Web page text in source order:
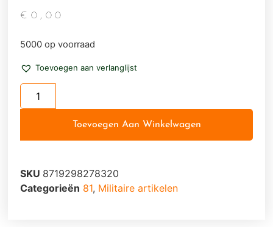
€ 0,00
5000 op voorraad
Toevoegen aan verlanglijst
Toevoegen Aan Winkelwagen
SKU 8719298278320
Categorieën 81, Militaire artikelen